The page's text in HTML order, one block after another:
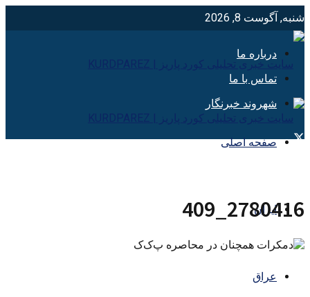
شنبه, آگوست 8, 2026
درباره ما
تماس با ما
شهروند خبرنگار
صفحه اصلی
ایران
عراق
2780416_409